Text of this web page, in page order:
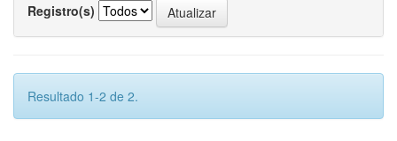
Registro(s)
Resultado 1-2 de 2.